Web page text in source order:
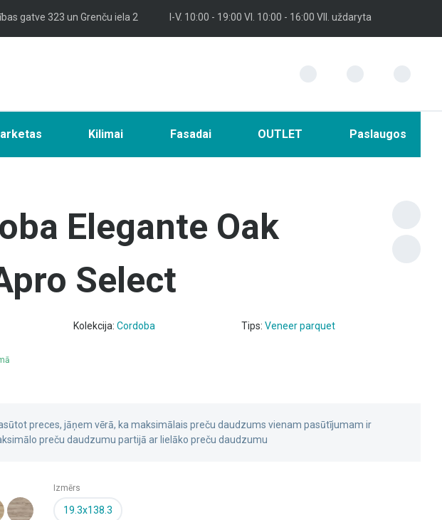
gatve 323 un Grenču iela 2 I-V. 10:00 - 19:00 VI. 10:00 - 16:00 VII. uždaryta
Kilimai Fasadai OUTLET Paslaugos
Elegante Oak
Select
Kolekcija: Cordoba Tips: Veneer parquet
preces, jāņem vērā, ka maksimālais preču daudzums vienam pasūtījumam ir
preču daudzumu partijā ar lielāko preču daudzumu
Izmērs
19.3x138.3